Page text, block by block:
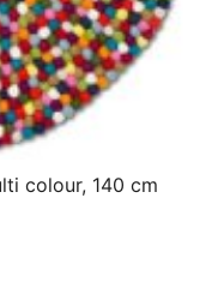
colour, 140 cm